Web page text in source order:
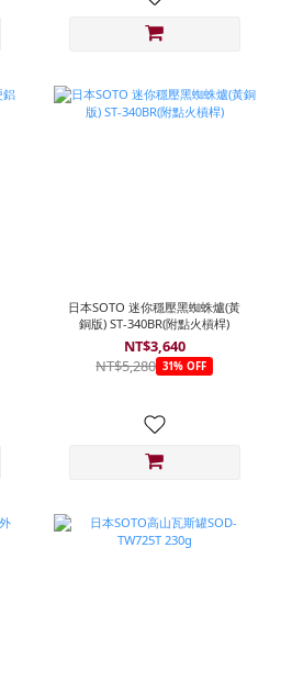
日本SOTO 迷你穩壓黑蜘蛛爐(黃
銅版) ST-340BR(附點火槓桿)
NT$3,640
NT$5,280 31% OFF